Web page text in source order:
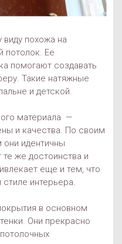
похожа на
потолок. Ее
помогают создавать
Такие натяжные
и детской.
материала —
и качества. По своим
они идентичны
же достоинства и
еще и тем, что
интерьера.
в основном
Они прекрасно